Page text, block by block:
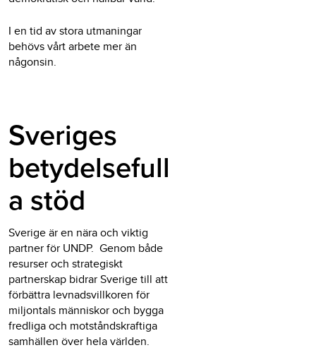
I en tid av stora utmaningar
behövs vårt arbete mer än
någonsin.
Sveriges
betydelsefull
a stöd
Sverige är en nära och viktig
partner för UNDP. Genom både
resurser och strategiskt
partnerskap bidrar Sverige till att
förbättra levnadsvillkoren för
miljontals människor och bygga
fredliga och motståndskraftiga
samhällen över hela världen.